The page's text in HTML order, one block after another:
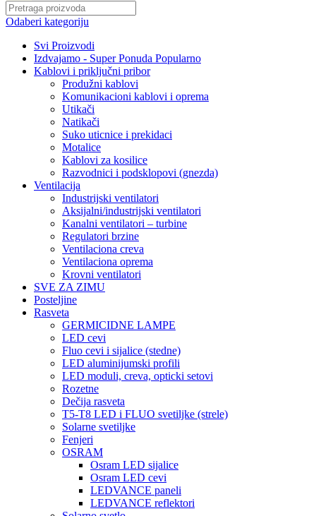
Odaberi kategoriju
Svi Proizvodi
Izdvajamo - Super Ponuda Popularno
Kablovi i priključni pribor
Produžni kablovi
Komunikacioni kablovi i oprema
Utikači
Natikači
Suko uticnice i prekidaci
Motalice
Kablovi za kosilice
Razvodnici i podsklopovi (gnezda)
Ventilacija
Industrijski ventilatori
Aksijalni/industrijski ventilatori
Kanalni ventilatori – turbine
Regulatori brzine
Ventilaciona creva
Ventilaciona oprema
Krovni ventilatori
SVE ZA ZIMU
Posteljine
Rasveta
GERMICIDNE LAMPE
LED cevi
Fluo cevi i sijalice (stedne)
LED aluminijumski profili
LED moduli, creva, opticki setovi
Rozetne
Dečija rasveta
T5-T8 LED i FLUO svetiljke (strele)
Solarne svetiljke
Fenjeri
OSRAM
Osram LED sijalice
Osram LED cevi
LEDVANCE paneli
LEDVANCE reflektori